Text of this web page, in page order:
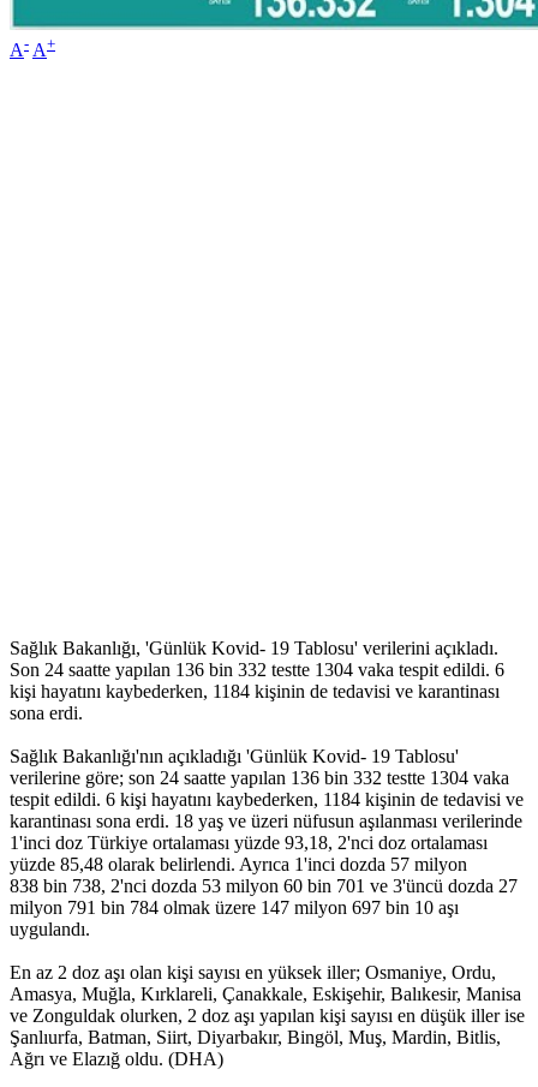
A- A+
Sağlık Bakanlığı, 'Günlük Kovid- 19 Tablosu' verilerini açıkladı.
Son 24 saatte yapılan 136 bin 332 testte 1304 vaka tespit edildi. 6
kişi hayatını kaybederken, 1184 kişinin de tedavisi ve karantinası
sona erdi.
Sağlık Bakanlığı'nın açıkladığı 'Günlük Kovid- 19 Tablosu'
verilerine göre; son 24 saatte yapılan 136 bin 332 testte 1304 vaka
tespit edildi. 6 kişi hayatını kaybederken, 1184 kişinin de tedavisi ve
karantinası sona erdi. 18 yaş ve üzeri nüfusun aşılanması verilerinde
1'inci doz Türkiye ortalaması yüzde 93,18, 2'nci doz ortalaması
yüzde 85,48 olarak belirlendi. Ayrıca 1'inci dozda 57 milyon
838 bin 738, 2'nci dozda 53 milyon 60 bin 701 ve 3'üncü dozda 27
milyon 791 bin 784 olmak üzere 147 milyon 697 bin 10 aşı
uygulandı.
En az 2 doz aşı olan kişi sayısı en yüksek iller; Osmaniye, Ordu,
Amasya, Muğla, Kırklareli, Çanakkale, Eskişehir, Balıkesir, Manisa
ve Zonguldak olurken, 2 doz aşı yapılan kişi sayısı en düşük iller ise
Şanlıurfa, Batman, Siirt, Diyarbakır, Bingöl, Muş, Mardin, Bitlis,
Ağrı ve Elazığ oldu. (DHA)